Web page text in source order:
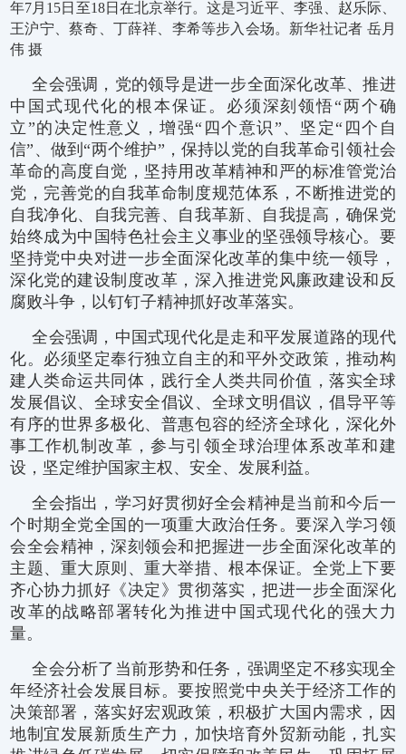
年7月15日至18日在北京举行。这是习近平、李强、赵乐际、
王沪宁、蔡奇、丁薛祥、李希等步入会场。新华社记者 岳月
伟 摄
全会强调，党的领导是进一步全面深化改革、推进
中国式现代化的根本保证。必须深刻领悟“两个确
立”的决定性意义，增强“四个意识”、坚定“四个自
信”、做到“两个维护”，保持以党的自我革命引领社会
革命的高度自觉，坚持用改革精神和严的标准管党治
党，完善党的自我革命制度规范体系，不断推进党的
自我净化、自我完善、自我革新、自我提高，确保党
始终成为中国特色社会主义事业的坚强领导核心。要
坚持党中央对进一步全面深化改革的集中统一领导，
深化党的建设制度改革，深入推进党风廉政建设和反
腐败斗争，以钉钉子精神抓好改革落实。
全会强调，中国式现代化是走和平发展道路的现代
化。必须坚定奉行独立自主的和平外交政策，推动构
建人类命运共同体，践行全人类共同价值，落实全球
发展倡议、全球安全倡议、全球文明倡议，倡导平等
有序的世界多极化、普惠包容的经济全球化，深化外
事工作机制改革，参与引领全球治理体系改革和建
设，坚定维护国家主权、安全、发展利益。
全会指出，学习好贯彻好全会精神是当前和今后一
个时期全党全国的一项重大政治任务。要深入学习领
会全会精神，深刻领会和把握进一步全面深化改革的
主题、重大原则、重大举措、根本保证。全党上下要
齐心协力抓好《决定》贯彻落实，把进一步全面深化
改革的战略部署转化为推进中国式现代化的强大力
量。
全会分析了当前形势和任务，强调坚定不移实现全
年经济社会发展目标。要按照党中央关于经济工作的
决策部署，落实好宏观政策，积极扩大国内需求，因
地制宜发展新质生产力，加快培育外贸新动能，扎实